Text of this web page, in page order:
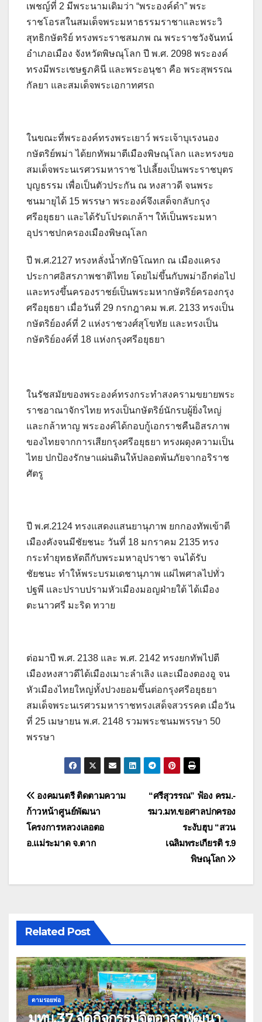
เพชญ์ที่ 2 มีพระนามเดิมว่า “พระองค์ดำ” พระ
ราชโอรสในสมเด็จพระมหาธรรมราชาและพระวิ
สุทธิกษัตริย์ ทรงพระราชสมภพ ณ พระราชวังจันทน์
อำเภอเมือง จังหวัดพิษณุโลก ปี พ.ศ. 2098 พระองค์
ทรงมีพระเชษฐภคินี และพระอนุชา คือ พระสุพรรณ
กัลยา และสมเด็จพระเอกาทศรถ
ในขณะที่พระองค์ทรงพระเยาว์ พระเจ้าบุเรงนอง
กษัตริย์พม่า ได้ยกทัพมาตีเมืองพิษณุโลก และทรงขอ
สมเด็จพระนเรศวรมหาราช ไปเลี้ยงเป็นพระราชบุตร
บุญธรรม เพื่อเป็นตัวประกัน ณ หงสาวดี จนพระ
ชนมายุได้ 15 พรรษา พระองค์จึงเสด็จกลับกรุง
ศรีอยุธยา และได้รับโปรดเกล้าฯ ให้เป็นพระมหา
อุปราชปกครองเมืองพิษณุโลก
ปี พ.ศ.2127 ทรงหลั่งน้ำทักษิโณทก ณ เมืองแครง
ประกาศอิสรภาพชาติไทย โดยไม่ขึ้นกับพม่าอีกต่อไป
และทรงขึ้นครองราชย์เป็นพระมหากษัตริย์ครองกรุง
ศรีอยุธยา เมื่อวันที่ 29 กรกฎาคม พ.ศ. 2133 ทรงเป็น
กษัตริย์องค์ที่ 2 แห่งราชวงศ์สุโขทัย และทรงเป็น
กษัตริย์องค์ที่ 18 แห่งกรุงศรีอยุธยา
ในรัชสมัยของพระองค์ทรงกระทำสงครามขยายพระ
ราชอาณาจักรไทย ทรงเป็นกษัตริย์นักรบผู้ยิ่งใหญ่
และกล้าหาญ พระองค์ได้กอบกู้เอกราชคืนอิสรภาพ
ของไทยจากการเสียกรุงศรีอยุธยา ทรงผดุงความเป็น
ไทย ปกป้องรักษาแผ่นดินให้ปลอดพ้นภัยจากอริราช
ศัตรู
ปี พ.ศ.2124 ทรงแสดงแสนยานุภาพ ยกกองทัพเข้าตี
เมืองคังจนมีชัยชนะ วันที่ 18 มกราคม 2135 ทรง
กระทำยุทธหัตถีกับพระมหาอุปราชา จนได้รับ
ชัยชนะ ทำให้พระบรมเดชานุภาพ แผ่ไพศาลไปทั่ว
ปฐพี และปราบปรามหัวเมืองมอญฝ่ายใต้ ได้เมือง
ตะนาวศรี มะริด ทวาย
ต่อมาปี พ.ศ. 2138 และ พ.ศ. 2142 ทรงยกทัพไปตี
เมืองหงสาวดีได้เมืองเมาะลำเลิง และเมืองตองอู จน
หัวเมืองไทยใหญ่ทั้งปวงยอมขึ้นต่อกรุงศรีอยุธยา
สมเด็จพระนเรศวรมหาราชทรงเสด็จสวรรคต เมื่อวัน
ที่ 25 เมษายน พ.ศ. 2148 รวมพระชนมพรรษา 50
พรรษา
แนะแนว
เรื่อง
“ศรีสุวรรณ” ฟ้อง ครม.-
รมว.มท.ขอศาลปกครอง
ระงับฮุบ “สวน
เฉลิมพระเกียรติ ร.9
พิษณุโลก
องคมนตรี ติดตามความ
ก้าวหน้าศูนย์พัฒนา
โครงการหลวงเลอตอ
อ.แม่ระมาด จ.ตาก
Related Post
ตามรอยพ่อ
มทบ.37 จัดกิจกรรมจิตอาสาพัฒนา